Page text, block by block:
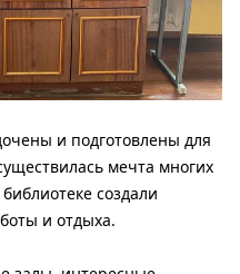
и подготовлены для
мечта многих
создали
и отдыха.